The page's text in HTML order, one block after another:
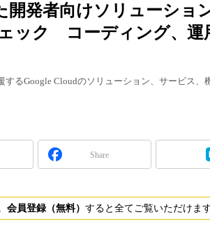
開発者向けソリューショ
ック コーディング、運
るGoogle Cloudのソリューション、サービス、
Share
会員登録（無料） すると全てご覧いただけます